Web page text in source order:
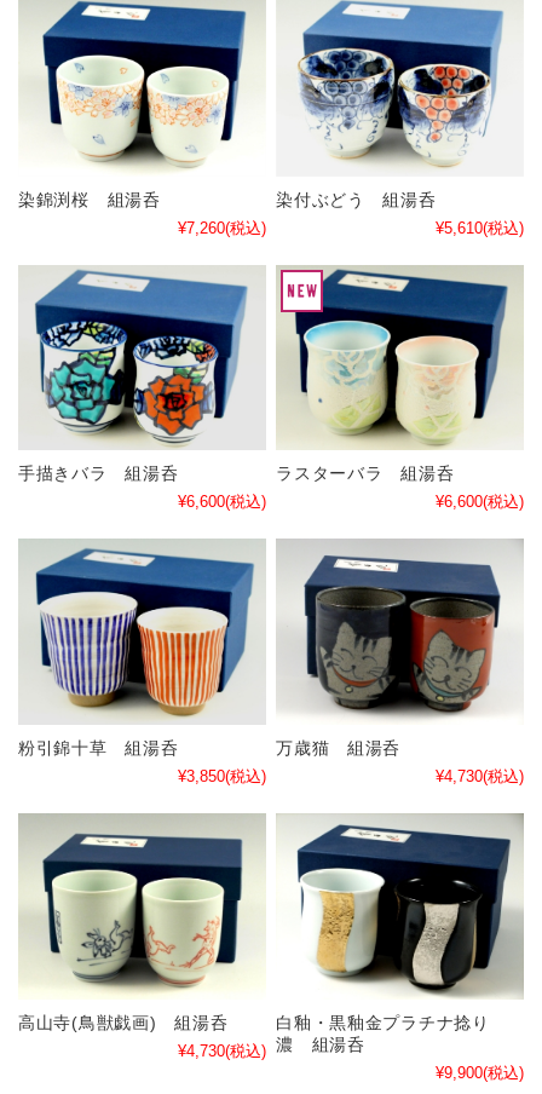
染錦渕桜 組湯呑
¥7,260(税込)
染付ぶどう 組湯呑
¥5,610(税込)
手描きバラ 組湯呑
¥6,600(税込)
ラスターバラ 組湯呑
¥6,600(税込)
粉引錦十草 組湯呑
¥3,850(税込)
万歳猫 組湯呑
¥4,730(税込)
高山寺(鳥獣戯画) 組湯呑
¥4,730(税込)
白釉・黒釉金プラチナ捻り
濃 組湯呑
¥9,900(税込)